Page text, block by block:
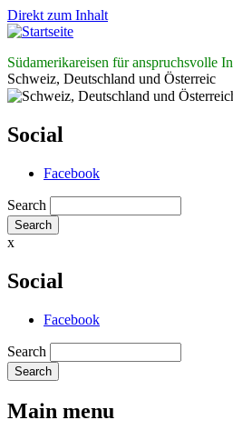
Direkt zum Inhalt
Südamerikareisen für anspruchsvolle
Schweiz, Deutschland und Österreic
Social
Facebook
Search
x
Social
Facebook
Search
Main menu